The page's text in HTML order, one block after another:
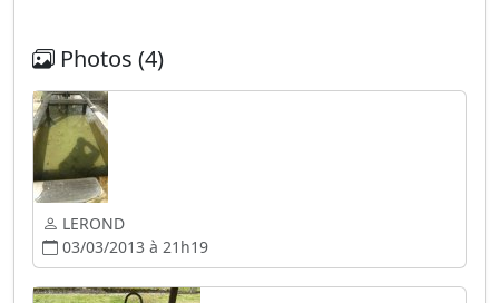
Photos (4)
LEROND
03/03/2013 à 21h19